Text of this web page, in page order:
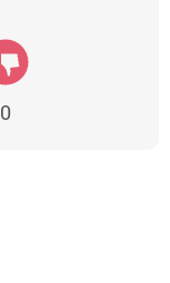
0